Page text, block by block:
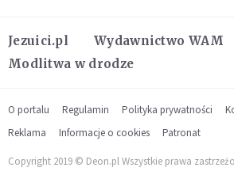
Jezuici.pl Wydawnictwo WAM
Modlitwa w drodze
O portalu Regulamin Polityka prywatności
Reklama
Informacje o cookies Patronat
Copyright 2019 © Deon.pl Wszystkie prawa